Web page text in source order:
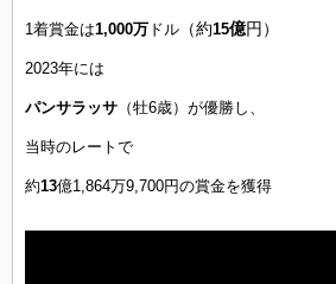
1着賞金は1,000万 ドル （約15億円）
2023年には
パンサラッサ （牡6歳）が優勝し、
当時のレートで
約13億1,864万9,700円の賞金を獲得